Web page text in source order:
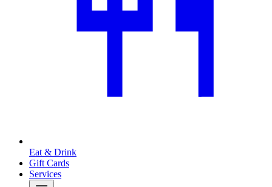
Eat & Drink
Gift Cards
Services